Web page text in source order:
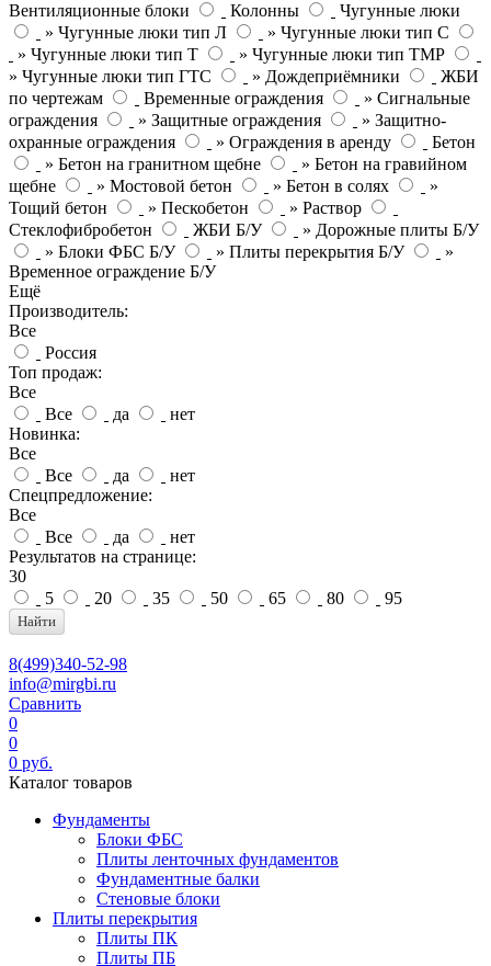
Вентиляционные блоки
Колонны
Чугунные люки
» Чугунные люки тип Л
» Чугунные люки тип С
» Чугунные люки тип Т
» Чугунные люки тип ТМР
» Чугунные люки тип ГТС
» Дождеприёмники
ЖБИ
по чертежам
Временные ограждения
» Сигнальные
ограждения
» Защитные ограждения
» Защитно-
охранные ограждения
» Ограждения в аренду
Бетон
» Бетон на гранитном щебне
» Бетон на гравийном
щебне
» Мостовой бетон » Бетон в солях
»
Тощий бетон
» Пескобетон
» Раствор
Стеклофибробетон
ЖБИ Б/У
» Дорожные плиты Б/У
» Блоки ФБС Б/У
» Плиты перекрытия Б/У
»
Временное ограждение Б/У
Ещё
Производитель:
Все
Россия
Топ продаж:
Все
Все
да
нет
Новинка:
Все
Все
да
нет
Спецпредложение:
Все
Все
да
нет
Результатов на странице:
30
5
20 35 50 65 80 95
Найти
8(499)340-52-98
info@mirgbi.ru
Сравнить
0
0
0 руб.
Каталог товаров
Фундаменты
Блоки ФБС
Плиты ленточных фундаментов
Фундаментные балки
Стеновые блоки
Плиты перекрытия
Плиты ПК
Плиты ПБ